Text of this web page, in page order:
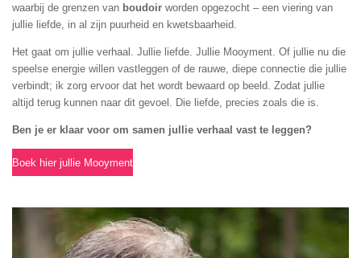
waarbij de grenzen van boudoir worden opgezocht – een viering van
jullie liefde, in al zijn puurheid en kwetsbaarheid.
Het gaat om jullie verhaal. Jullie liefde. Jullie Mooyment. Of jullie nu die
speelse energie willen vastleggen of de rauwe, diepe connectie die jullie
verbindt; ik zorg ervoor dat het wordt bewaard op beeld. Zodat jullie
altijd terug kunnen naar dit gevoel. Die liefde, precies zoals die is.
Ben je er klaar voor om samen jullie verhaal vast te leggen?
Boek hier jullie Mooyment